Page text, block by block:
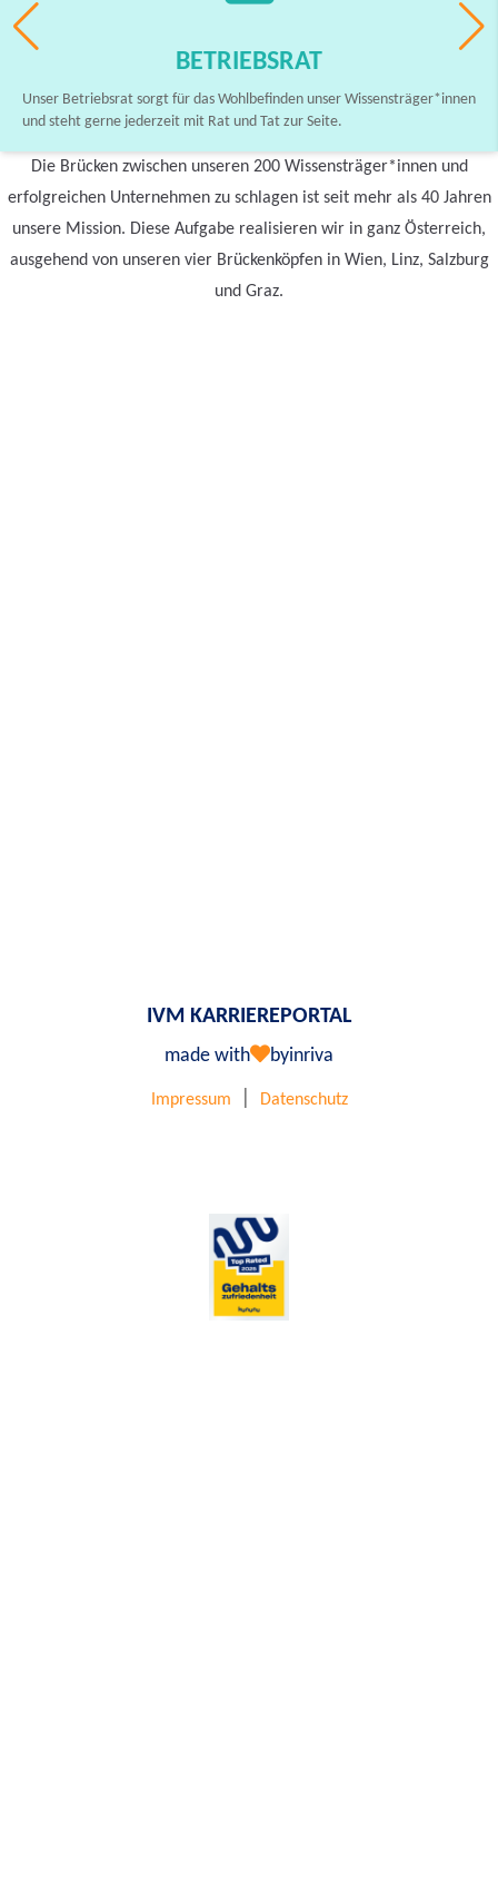
BETRIEBSRAT
Unser Betriebsrat sorgt für das Wohlbefinden unser Wissensträger*innen
und steht gerne jederzeit mit Rat und Tat zur Seite.
Die Brücken zwischen unseren 200 Wissensträger*innen und
erfolgreichen Unternehmen zu schlagen ist seit mehr als 40 Jahren
unsere Mission. Diese Aufgabe realisieren wir in ganz Österreich,
ausgehend von unseren vier Brückenköpfen in Wien, Linz, Salzburg
und Graz.
IVM KARRIEREPORTAL
made with byinriva
Impressum Datenschutz